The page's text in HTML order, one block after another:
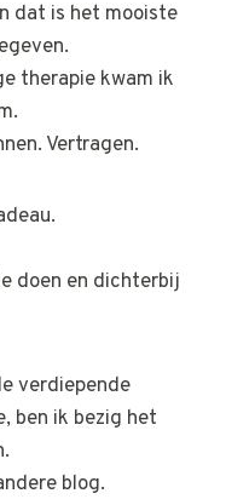
dat is het mooiste
therapie kwam ik
Vertragen.
doen en dichterbij
verdiepende
ben ik bezig het
blog.